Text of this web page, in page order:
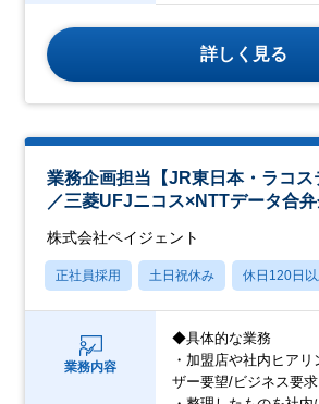
詳しく見る
業務企画担当【JR東日本・ラコス
／三菱UFJニコス×NTTデータ合弁
株式会社ペイジェント
正社員採用 土日祝休み 休日120日
業務内容
◆具体的な業務
・加盟店や社内ヒア
ザー要望/ビジネス要